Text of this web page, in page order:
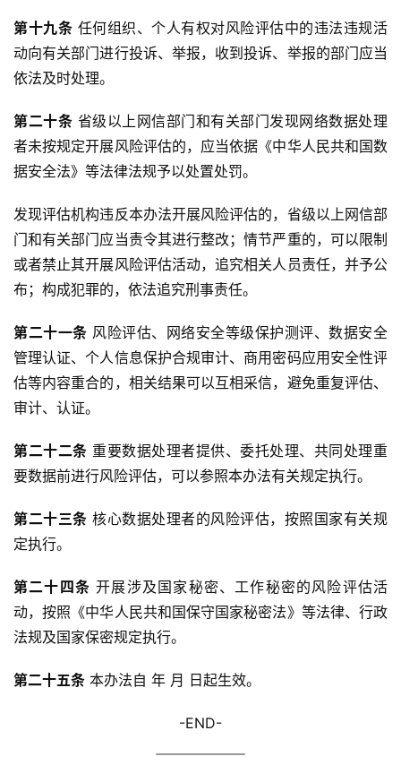
第十九条 任何组织、个人有权对风险评估中的违法违规活
动向有关部门进行投诉、举报，收到投诉、举报的部门应当
依法及时处理。
第二十条 省级以上网信部门和有关部门发现网络数据处理
者未按规定开展风险评估的，应当依据《中华人民共和国数
据安全法》等法律法规予以处置处罚。
发现评估机构违反本办法开展风险评估的，省级以上网信部
门和有关部门应当责令其进行整改；情节严重的，可以限制
或者禁止其开展风险评估活动，追究相关人员责任，并予公
布；构成犯罪的，依法追究刑事责任。
第二十一条 风险评估、网络安全等级保护测评、数据安全
管理认证、个人信息保护合规审计、商用密码应用安全性评
估等内容重合的，相关结果可以互相采信，避免重复评估、
审计、认证。
第二十二条 重要数据处理者提供、委托处理、共同处理重
要数据前进行风险评估，可以参照本办法有关规定执行。
第二十三条 核心数据处理者的风险评估，按照国家有关规
定执行。
第二十四条 开展涉及国家秘密、工作秘密的风险评估活
动，按照《中华人民共和国保守国家秘密法》等法律、行政
法规及国家保密规定执行。
第二十五条 本办法自 年 月 日起生效。
-END-